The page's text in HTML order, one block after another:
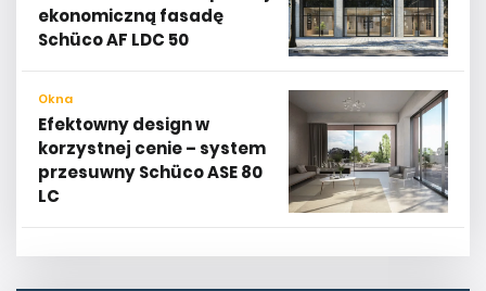
ekonomiczną fasadę
Schüco AF LDC 50
Okna
Efektowny design w
korzystnej cenie – system
przesuwny Schüco ASE 80
LC